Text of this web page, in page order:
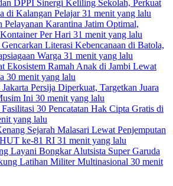
DPPI Sinergi Keliling Sekolah, Perkuat
di Kalangan Pelajar31 menit yang lalu
Pelayanan Karantina Jatim Optimal,
Per Hari 31 menit yang lalu
Literasi Kebencanaan di Batola,
Warga 31 menit yang lalu
Ekosistem Ramah Anak di Jambi Lewat
30 menit yang lalu
Persija Diperkuat, Targetkan Juara
Ini 30 menit yang lalu
30 Pencatatan Hak Cipta Gratis di
yang lalu
Sejarah Malasari Lewat Penjemputan
ke-81 RI 31 menit yang lalu
Layani Bongkar Alutsista Super Garuda
Latihan Militer Multinasional 30 menit